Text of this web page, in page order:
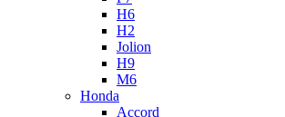
H6
H2
Jolion
H9
M6
Honda
Accord